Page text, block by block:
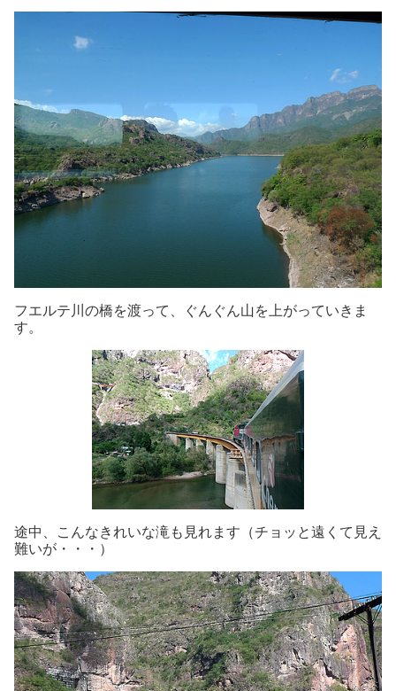
フエルテ川の橋を渡って、ぐんぐん山を上がっていきま
す。
途中、こんなきれいな滝も見れます（チョッと遠くて見え
難いが・・・）